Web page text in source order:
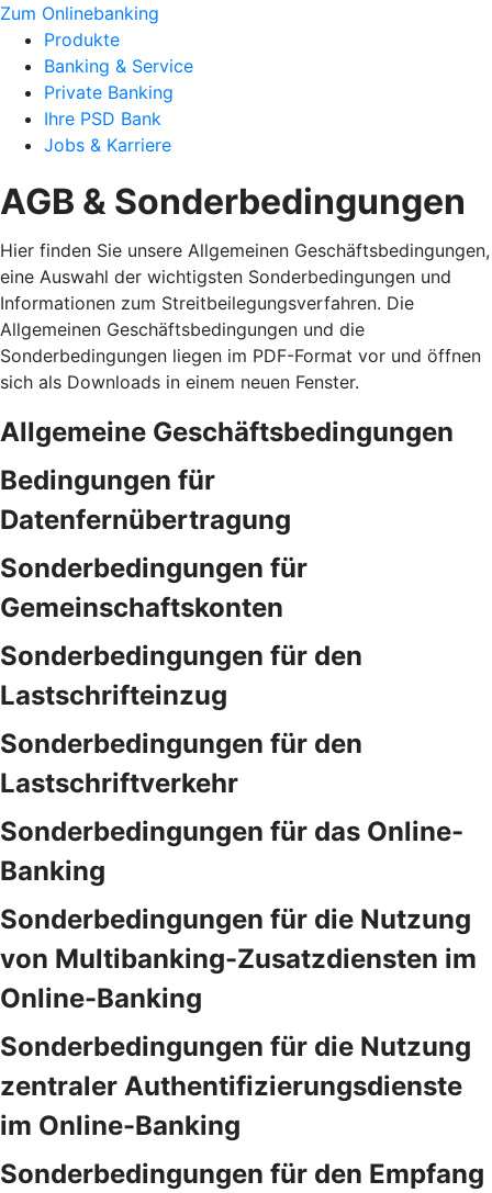
Zum Onlinebanking
Produkte
Banking & Service
Private Banking
Ihre PSD Bank
Jobs & Karriere
AGB & Sonderbedingungen
Hier finden Sie unsere Allgemeinen Geschäftsbedingungen,
eine Auswahl der wichtigsten Sonderbedingungen und
Informationen zum Streitbeilegungsverfahren. Die
Allgemeinen Geschäftsbedingungen und die
Sonderbedingungen liegen im PDF-Format vor und öffnen
sich als Downloads in einem neuen Fenster.
Allgemeine Geschäftsbedingungen
Bedingungen für
Datenfernübertragung
Sonderbedingungen für
Gemeinschaftskonten
Sonderbedingungen für den
Lastschrifteinzug
Sonderbedingungen für den
Lastschriftverkehr
Sonderbedingungen für das Online-
Banking
Sonderbedingungen für die Nutzung
von Multibanking-Zusatzdiensten im
Online-Banking
Sonderbedingungen für die Nutzung
zentraler Authentifizierungsdienste
im Online-Banking
Sonderbedingungen für den Empfang